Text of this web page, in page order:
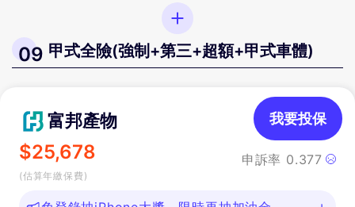
09 甲式全險(強制+第三+超額+甲式車體)
富邦產物
$25,678
(估算年繳保費)
申訴率 0.377
我要投保